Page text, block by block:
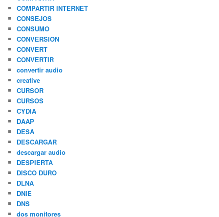
COMPARTIR INTERNET
CONSEJOS
CONSUMO
CONVERSION
CONVERT
CONVERTIR
convertir audio
creative
CURSOR
CURSOS
CYDIA
DAAP
DESA
DESCARGAR
descargar audio
DESPIERTA
DISCO DURO
DLNA
DNIE
DNS
dos monitores